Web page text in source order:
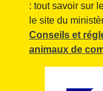
: tout savoir sur
le site du
Conseils et
animaux de